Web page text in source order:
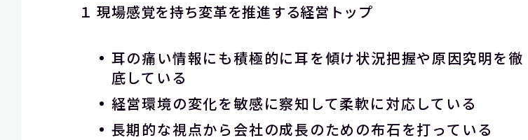
見る
メディア掲載
１ 現場感覚を持ち変革を推進する経営トップ
耳の痛い情報にも積極的に耳を傾け状況把握や原因究明を徹
底している
経営環境の変化を敏感に察知して柔軟に対応している
長期的な視点から会社の成長のための布石を打っている